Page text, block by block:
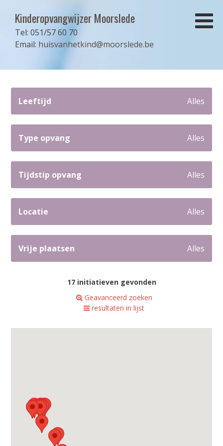
Kinderopvangwijzer Moorslede
Tel: 051/57 60 70
Email: huisvanhetkind@moorslede.be
Leeftijd Alles
Type opvang Alles
Tijdstip opvang Alles
Locatie Alles
Vrije plaatsen Alles
17 initiatieven gevonden
Geavanceerd zoeken
resultaten in lijst